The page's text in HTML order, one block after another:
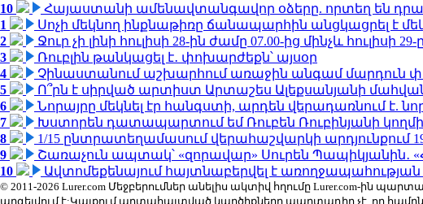
10
Հայաստանի ամենավտանգավոր օձերը. որտեղ են
1
Սոչի մեկնող ինքնաթիռը ճանապարհին անցկացրել է
2
Ջուր չի լինի հուլիսի 28-ին ժամը 07.00-ից մինչև հուլիսի
3
Ռուբլին թանկացել է․ փոխարժեքն՝ այսօր
4
Չինաստանում աշխարհում առաջին անգամ մարդուն
5
Ո՞րն է սիրված արտիստ Արտաշես Ալեքսանյանի
6
Նորայրը մեկնել էր հանգստի, արդեն վերադառնում է.
7
Խստորեն դատապարտում եմ Ռուբեն Ռուբինյանի
8
1/15 ընտրատեղամասում վերահաշվարկի արդյունքում
9
Շառաչուն ապտակ՝ «զորավար» Սուրեն Պապիկյանին․
10
Ավտոմեքենայում հայտնաբերվել է
© 2011-2026 Lurer.com Մեջբերումներ անելիս ակտիվ հղումը Lurer.com-ին
արգելվում է:Կայքում արտահայտված կարծիքները պարտադիր չէ, որ